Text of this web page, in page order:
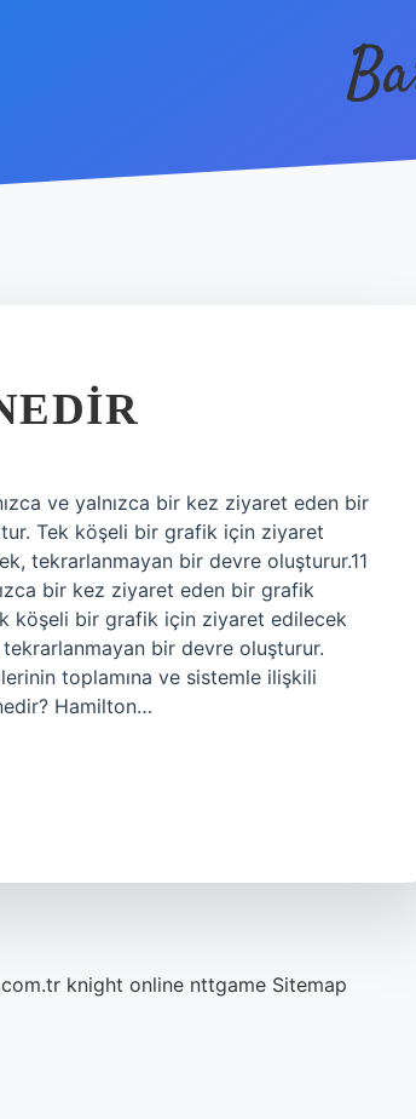
ve yalnızca bir kez ziyaret eden bir
Tek köşeli bir grafik için ziyaret
tekrarlanmayan bir devre oluşturur.11
bir kez ziyaret eden bir grafik
köşeli bir grafik için ziyaret edilecek
bir devre oluşturur.
toplamına ve sistemle ilişkili
Hamilton…
knight online nttgame Sitemap